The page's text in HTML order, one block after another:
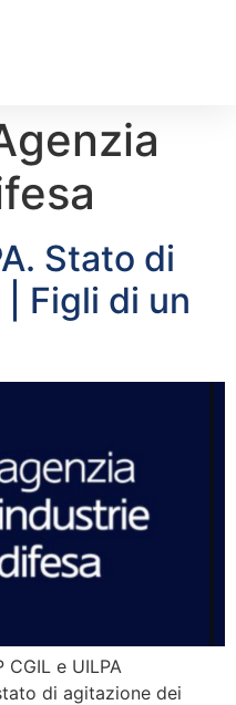
Stato di
Figli di un
e UILPA
di agitazione dei